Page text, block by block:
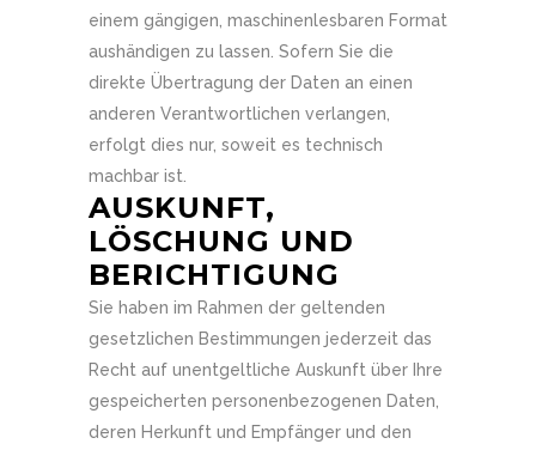
einem gängigen, maschinenlesbaren Format
aushändigen zu lassen. Sofern Sie die
direkte Übertragung der Daten an einen
anderen Verantwortlichen verlangen,
erfolgt dies nur, soweit es technisch
machbar ist.
AUSKUNFT,
LÖSCHUNG UND
BERICHTIGUNG
Sie haben im Rahmen der geltenden
gesetzlichen Bestimmungen jederzeit das
Recht auf unentgeltliche Auskunft über Ihre
gespeicherten personenbezogenen Daten,
deren Herkunft und Empfänger und den